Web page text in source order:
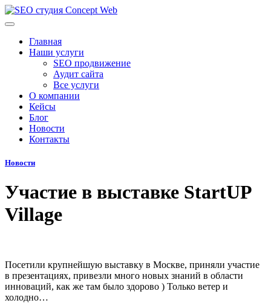
Главная
Наши услуги
SEO продвижение
Аудит сайта
Все услуги
О компании
Кейсы
Блог
Новости
Контакты
Новости
Участие в выставке StartUP
Village
Посетили крупнейшую выставку в Москве, приняли участие
в презентациях, привезли много новых знаний в области
инноваций, как же там было здорово ) Только ветер и
холодно…